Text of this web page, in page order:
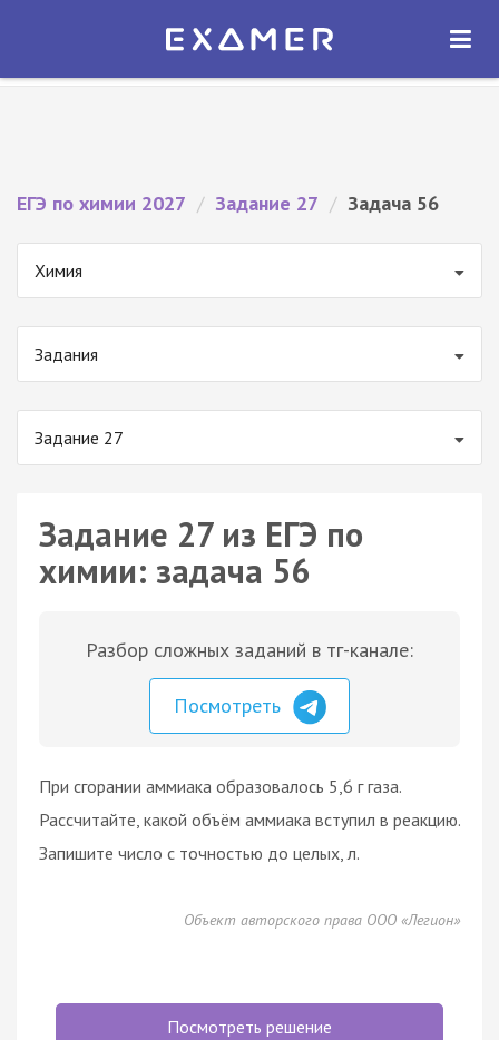
Экзамер — ЕГЭ 2027
ОТКРЫТЬ
ЕГЭ по химии 2027 / Задание 27 / Задача 56
Химия
Задания
Задание 27
Задание 27 из ЕГЭ по
химии: задача 56
Разбор сложных заданий в тг-канале:
Посмотреть
При сгорании аммиака образовалось 5,6 г газа.
Рассчитайте, какой объём аммиака вступил в реакцию.
Запишите число с точностью до целых, л.
Объект авторского права ООО «Легион»
Посмотреть решение